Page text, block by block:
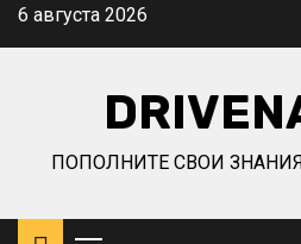
Перейти
6 августа 2026
ПОПОЛНИТЕ СВОИ